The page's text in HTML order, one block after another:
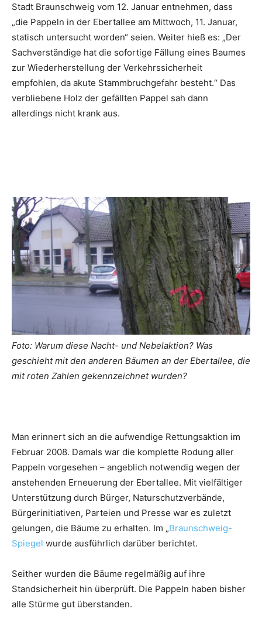
Stadt Braunschweig vom 12. Januar entnehmen, dass
„die Pappeln in der Ebertallee am Mittwoch, 11. Januar,
statisch untersucht worden“ seien. Weiter hieß es: „Der
Sachverständige hat die sofortige Fällung eines Baumes
zur Wiederherstellung der Verkehrssicherheit
empfohlen, da akute Stammbruchgefahr besteht.“ Das
verbliebene Holz der gefällten Pappel sah dann
allerdings nicht krank aus.
Foto: Warum diese Nacht- und Nebelaktion? Was
geschieht mit den anderen Bäumen an der Ebertallee, die
mit roten Zahlen gekennzeichnet wurden?
Man erinnert sich an die aufwendige Rettungsaktion im
Februar 2008. Damals war die komplette Rodung aller
Pappeln vorgesehen – angeblich notwendig wegen der
anstehenden Erneuerung der Ebertallee. Mit vielfältiger
Unterstützung durch Bürger, Naturschutzverbände,
Bürgerinitiativen, Parteien und Presse war es zuletzt
gelungen, die Bäume zu erhalten. Im „Braunschweig-
Spiegel wurde ausführlich darüber berichtet.
Seither wurden die Bäume regelmäßig auf ihre
Standsicherheit hin überprüft. Die Pappeln haben bisher
alle Stürme gut überstanden.